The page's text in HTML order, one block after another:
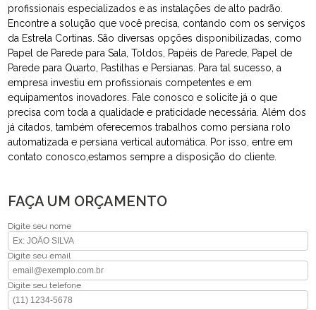
profissionais especializados e as instalações de alto padrão.
Encontre a solução que você precisa, contando com os serviços
da Estrela Cortinas. São diversas opções disponibilizadas, como
Papel de Parede para Sala, Toldos, Papéis de Parede, Papel de
Parede para Quarto, Pastilhas e Persianas. Para tal sucesso, a
empresa investiu em profissionais competentes e em
equipamentos inovadores. Fale conosco e solicite já o que
precisa com toda a qualidade e praticidade necessária. Além dos
já citados, também oferecemos trabalhos como persiana rolo
automatizada e persiana vertical automática. Por isso, entre em
contato conosco,estamos sempre a disposição do cliente.
FAÇA UM ORÇAMENTO
Digite seu nome
Digite seu email
Digite seu telefone